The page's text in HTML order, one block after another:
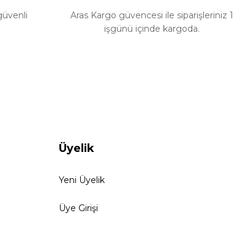
Aras Kargo güvencesi ile siparişleriniz 1
işgünü içinde kargoda.
Üyelik
Yeni Üyelik
Üye Girişi